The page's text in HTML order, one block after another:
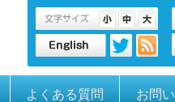
よくある質問 お問